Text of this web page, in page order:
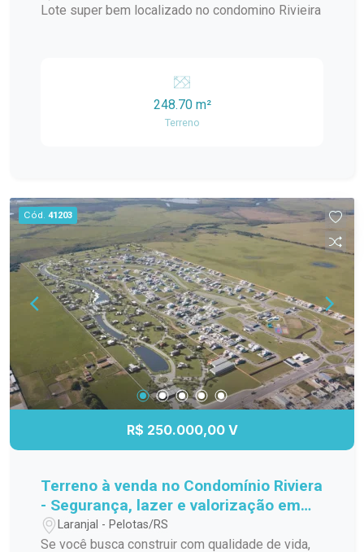
Lote super bem localizado no condomino Rivieira
248.70 m²
Terreno
Cód. 41203
R$ 250.000,00 V
Terreno à venda no Condomínio Riviera
- Segurança, lazer e valorização em
um só lugar
Laranjal - Pelotas/RS
Se você busca construir com qualidade de vida,